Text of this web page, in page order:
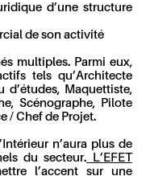
d’une structure
de son activité
multiples. Parmi eux,
tels qu’Architecte
d’études, Maquettiste,
Scénographe, Pilote
/ Chef de Projet.
n’aura plus de
du secteur. L’EFET
l’accent sur une